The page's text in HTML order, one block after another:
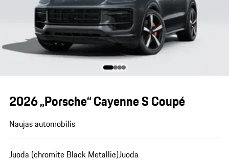
2026 „Porsche“ Cayenne S Coupé
Naujas automobilis
Juoda (chromite Black Metallic)Juoda